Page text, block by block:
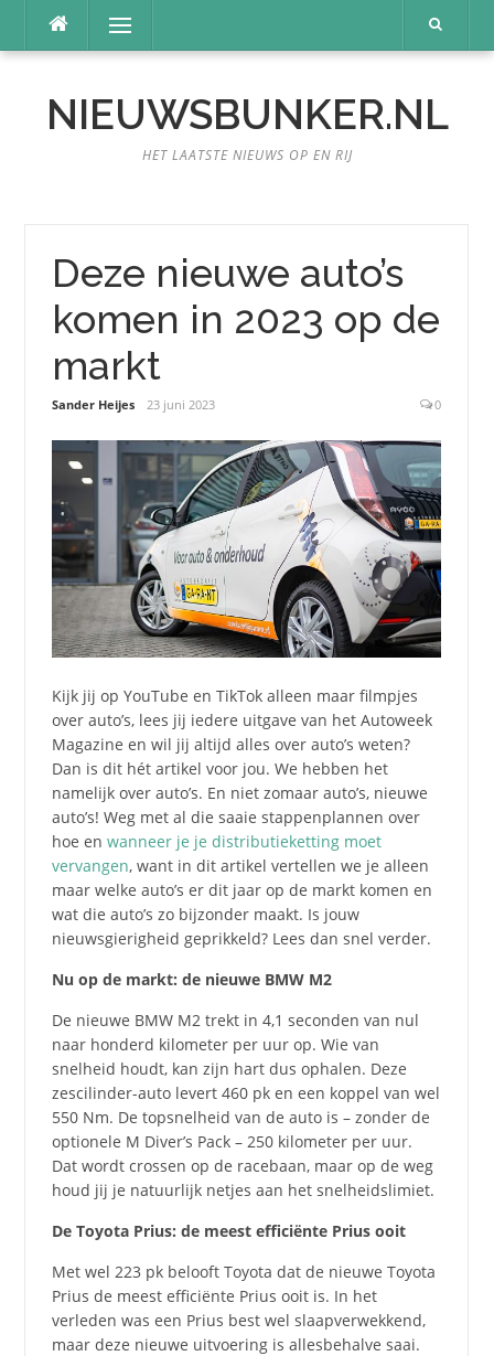
inhoud
Menu
NIEUWSBUNKER.NL
HET LAATSTE NIEUWS OP EN RIJ
Deze nieuwe auto’s
komen in 2023 op de
markt
Sander Heijes 23 juni 2023 0
Kijk jij op YouTube en TikTok alleen maar filmpjes
over auto’s, lees jij iedere uitgave van het Autoweek
Magazine en wil jij altijd alles over auto’s weten?
Dan is dit hét artikel voor jou. We hebben het
namelijk over auto’s. En niet zomaar auto’s, nieuwe
auto’s! Weg met al die saaie stappenplannen over
hoe en wanneer je je distributieketting moet
vervangen, want in dit artikel vertellen we je alleen
maar welke auto’s er dit jaar op de markt komen en
wat die auto’s zo bijzonder maakt. Is jouw
nieuwsgierigheid geprikkeld? Lees dan snel verder.
Nu op de markt: de nieuwe BMW M2
De nieuwe BMW M2 trekt in 4,1 seconden van nul
naar honderd kilometer per uur op. Wie van
snelheid houdt, kan zijn hart dus ophalen. Deze
zescilinder-auto levert 460 pk en een koppel van wel
550 Nm. De topsnelheid van de auto is – zonder de
optionele M Diver’s Pack – 250 kilometer per uur.
Dat wordt crossen op de racebaan, maar op de weg
houd jij je natuurlijk netjes aan het snelheidslimiet.
De Toyota Prius: de meest efficiënte Prius ooit
Met wel 223 pk belooft Toyota dat de nieuwe Toyota
Prius de meest efficiënte Prius ooit is. In het
verleden was een Prius best wel slaapverwekkend,
maar deze nieuwe uitvoering is allesbehalve saai.